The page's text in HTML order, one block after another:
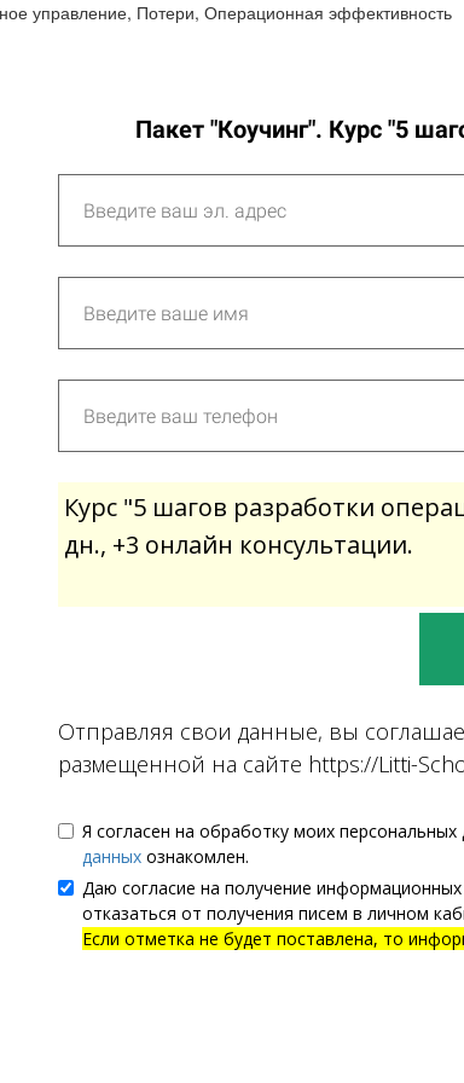
управление, Потери, Операционная эффективность
Пакет "Коучинг". Курс "5
Курс "5 шагов разработки
дн., +3 онлайн консультации.
Отправляя свои данные, вы
размещенной на сайте https://Litti-
Я согласен на обработку моих персональных
данных ознакомлен.
Даю согласие на получение
отказаться от получения писем в личном
Если отметка не будет поставлена, то